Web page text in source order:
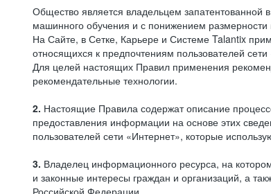
Общество является владельцем
машинного обучения и с понижением
На Сайте, в Сетке, Карьере и Системе Talantix
относящихся к предпочтениям пользователей
Для целей настоящих Правил применения
рекомендательные технологии.
2. Настоящие Правила содержат описание
предоставления информации на основе этих
пользователей сети «Интернет», которые
3. Владелец информационного ресурса, на
и законные интересы граждан и организаций, а
Российской Федерации.